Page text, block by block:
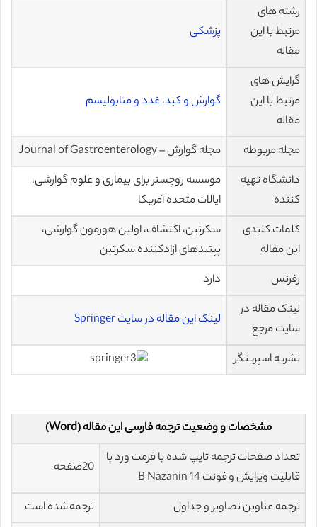
رشته های
مرتبط با این
مقاله
پزشکی
گرایش های
مرتبط با این
مقاله
گوارش و کبد،غدد و متابولیسم
مجله مربوطه
مجله گوارش – Journal of Gastroenterology
دانشگاه تهیه
کننده
موسسه روچستر برای بیماری و علوم گوارشی،
ایالات متحده آمریکا
کلمات کلیدی
این مقاله
سکرتین، اکتشاف، اولین هورمون گوارشی،
پپتیدهای ازادکننده سکرتین
رفرنس
دارد
لینک مقاله در
سایت مرجع
لینک این مقاله در سایت Springer
نشریه اسپرینگر
مشخصات و وضعیت ترجمه فارسی این مقاله (Word)
تعداد صفحات ترجمه تایپ شده با فرمت ورد با
قابلیت ویرایش و فونت 14 B Nazanin
20صفحه
ترجمه عناوین تصاویر و جداول
ترجمه شده است